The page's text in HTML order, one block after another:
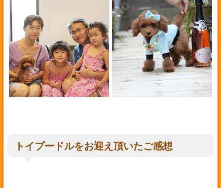
トイプードルをお迎え頂いたご感想